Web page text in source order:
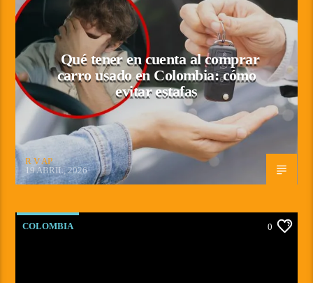
Qué tener en cuenta al comprar
carro usado en Colombia: cómo
evitar estafas
R V AP
19 ABRIL, 2026
COLOMBIA 0